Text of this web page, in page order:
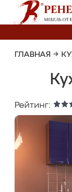
ГЛАВНАЯ →
Рейтинг: